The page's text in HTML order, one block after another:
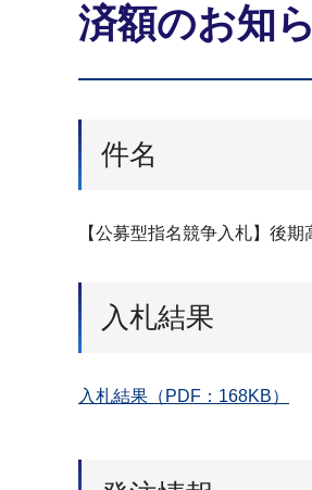
済額のお知
件名
【公募型指名競争入札】後
入札結果
入札結果（PDF：168KB）